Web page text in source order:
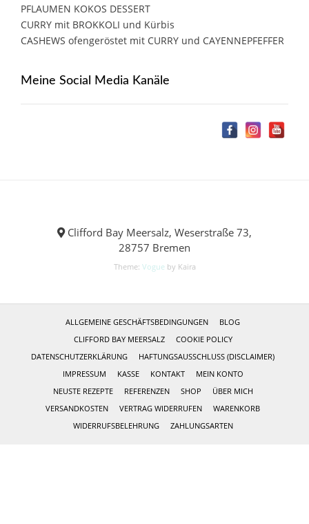
PFLAUMEN KOKOS DESSERT
CURRY mit BROKKOLI und Kürbis
CASHEWS ofengeröstet mit CURRY und CAYENNEPFEFFER
Meine Social Media Kanäle
Clifford Bay Meersalz, Weserstraße 73,
28757 Bremen
Theme: Vogue by Kaira
ALLGEMEINE GESCHÄFTSBEDINGUNGEN
BLOG
CLIFFORD BAY MEERSALZ
COOKIE POLICY
DATENSCHUTZERKLÄRUNG
HAFTUNGSAUSSCHLUSS (DISCLAIMER)
IMPRESSUM
KASSE KONTAKT
MEIN KONTO
NEUSTE REZEPTE
REFERENZEN SHOP
ÜBER MICH
VERSANDKOSTEN
VERTRAG WIDERRUFEN
WARENKORB
WIDERRUFSBELEHRUNG
ZAHLUNGSARTEN